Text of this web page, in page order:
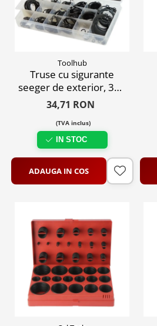
Toolhub
Truse cu sigurante
seeger de exterior, 300
bucati
34,71 RON
(TVA inclus)
IN STOC
ADAUGA IN COS